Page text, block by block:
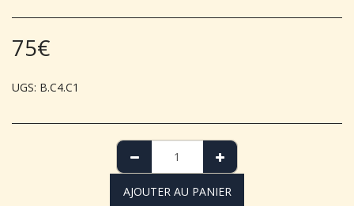
75€
UGS: B.C4.C1
AJOUTER AU PANIER